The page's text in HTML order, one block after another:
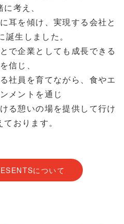
考え、
耳を傾け、実現する会社と
誕生しました。
で企業としても成長できる
信じ、
社員を育てながら、食やエ
メントを通じ
る憩いの場を提供して行け
おります。
について